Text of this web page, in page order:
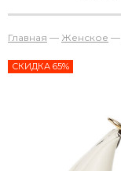
Главная — Женское —
СКИДКА 65%